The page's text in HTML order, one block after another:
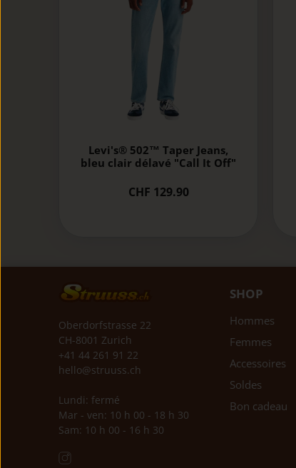
Levi's® 502™ Taper Jeans,
bleu clair délavé "Call It Off"
CHF 129.90
Oberdorfstrasse 22
CH-8001 Zurich
+41 44 261 91 22
hello@struuss.ch
Lundi: fermé
Mar - ven: 10 h 00 - 18 h 30
Sam: 10 h 00 - 16 h 30
SHOP
Hommes
Femmes
Accessoires
Soldes
Bon cadeau